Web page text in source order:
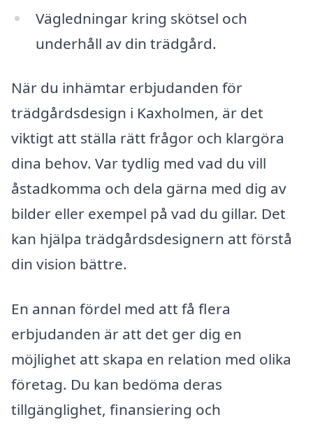
Vägledningar kring skötsel och
underhåll av din trädgård.
När du inhämtar erbjudanden för
trädgårdsdesign i Kaxholmen, är det
viktigt att ställa rätt frågor och klargöra
dina behov. Var tydlig med vad du vill
åstadkomma och dela gärna med dig av
bilder eller exempel på vad du gillar. Det
kan hjälpa trädgårdsdesignern att förstå
din vision bättre.
En annan fördel med att få flera
erbjudanden är att det ger dig en
möjlighet att skapa en relation med olika
företag. Du kan bedöma deras
tillgänglighet, finansiering och